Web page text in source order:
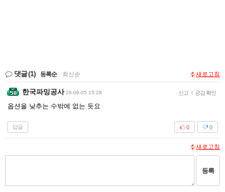
댓글(1) 등록순 최신순 새로고침
한국파밍공사 26-06-05 15:28 신고 | 공감 확인
옵션을 낮추는 수밖에 없는 듯요
답글 0
0
새로고침
등록